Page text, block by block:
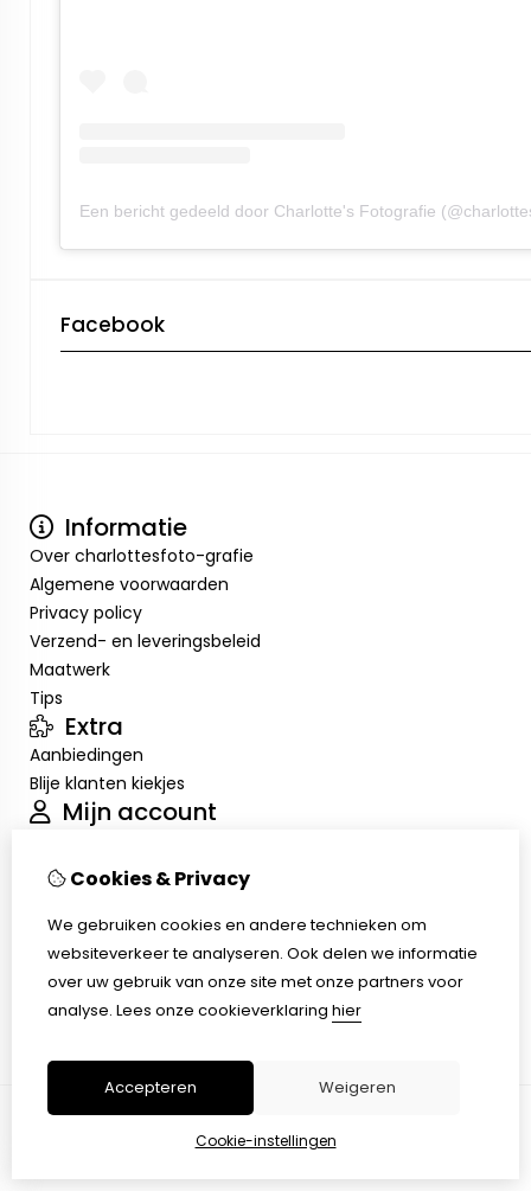
Facebook
Informatie
Over charlottesfoto-grafie
Algemene voorwaarden
Privacy policy
Verzend- en leveringsbeleid
Maatwerk
Tips
Extra
Aanbiedingen
Blije klanten kiekjes
Mijn account
Bestelhistorie
Klantenservice
Contact
Retourneren
Sitemap
Cookies & Privacy
We gebruiken cookies en andere technieken om
websiteverkeer te analyseren. Ook delen we informatie
over uw gebruik van onze site met onze partners voor
analyse. Lees onze cookieverklaring hier
Accepteren Weigeren
Cookie-instellingen